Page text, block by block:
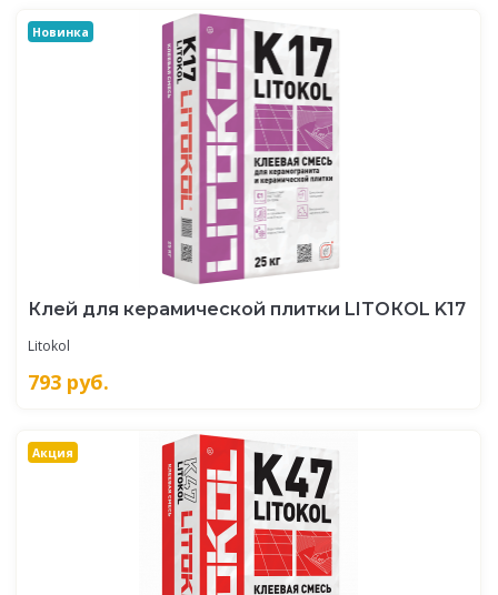
Новинка
Клей для керамической плитки LITOКOL K17
Litokol
793 руб.
Акция